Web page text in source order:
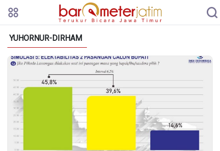
YUHORNUR-DIRHAM